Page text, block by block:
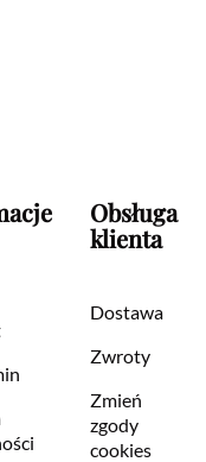
Obsługa
klienta
Dostawa
Zwroty
Zmień
zgody
cookies